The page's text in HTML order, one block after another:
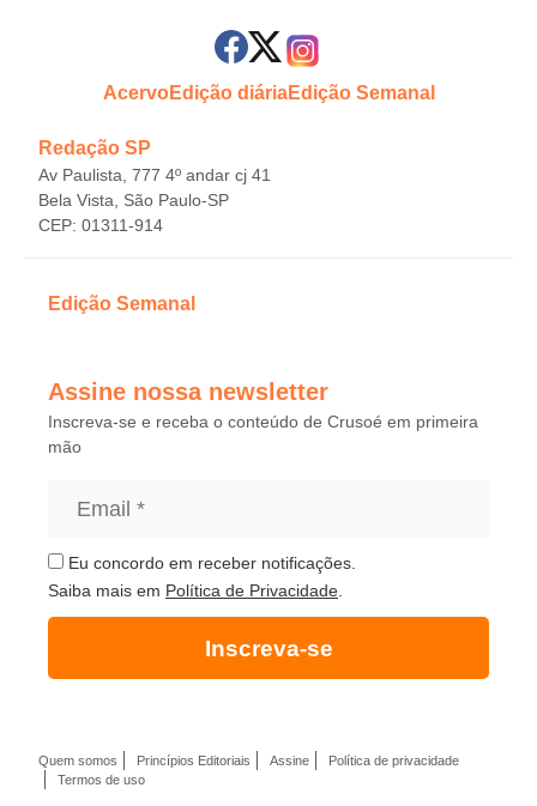
AcervoEdição diáriaEdição Semanal
Redação SP
Av Paulista, 777 4º andar cj 41
Bela Vista, São Paulo-SP
CEP: 01311-914
Edição Semanal
Assine nossa newsletter
Inscreva-se e receba o conteúdo de Crusoé em primeira
mão
Eu concordo em receber notificações.
Saiba mais em Política de Privacidade
Inscreva-se
Quem somos Princípios Editoriais Assine
Política de privacidade
Termos de uso